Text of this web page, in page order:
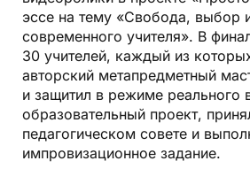
эссе на тему «Свобода, выбор и
современного учителя». В
30 учителей, каждый из
авторский метапредметный
и защитил в режиме реального
образовательный проект,
педагогическом совете и
импровизационное задание.